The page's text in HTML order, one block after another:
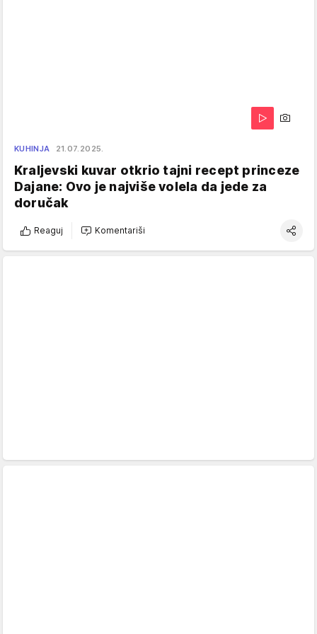
KUHINJA 21.07.2025.
Kraljevski kuvar otkrio tajni recept princeze
Dajane: Ovo je najviše volela da jede za
doručak
Reaguj Komentariši